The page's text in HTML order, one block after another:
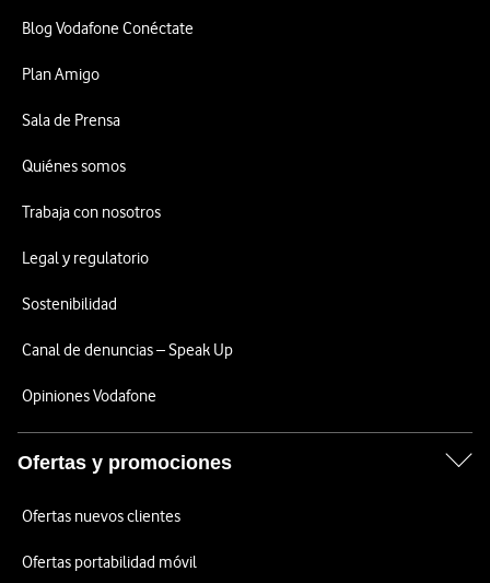
Blog Vodafone Conéctate
Plan Amigo
Sala de Prensa
Quiénes somos
Trabaja con nosotros
Legal y regulatorio
Sostenibilidad
Canal de denuncias – Speak Up
Opiniones Vodafone
Ofertas y promociones
Ofertas nuevos clientes
Ofertas portabilidad móvil